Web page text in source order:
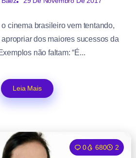
cinema brasileiro vem tentando,
dos maiores sucessos da
não faltam: “É...
Leia Mais
0 680 2